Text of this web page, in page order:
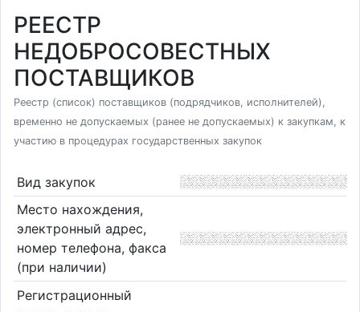
РЕЕСТР
НЕДОБРОСОВЕСТНЫХ
ПОСТАВЩИКОВ
Реестр (список) поставщиков (подрядчиков, исполнителей),
временно не допускаемых (ранее не допускаемых) к закупкам, к
участию в процедурах государственных закупок
Вид закупок
Место нахождения,
электронный адрес,
номер телефона, факса
(при наличии)
Регистрационный